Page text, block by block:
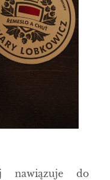
nawiązuje do